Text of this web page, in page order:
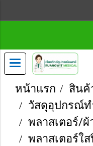
หน้าแรก
สินค้
วัสดุอุปกรณ์ท
พลาสเตอร์/
พลาสเตอร์ใ